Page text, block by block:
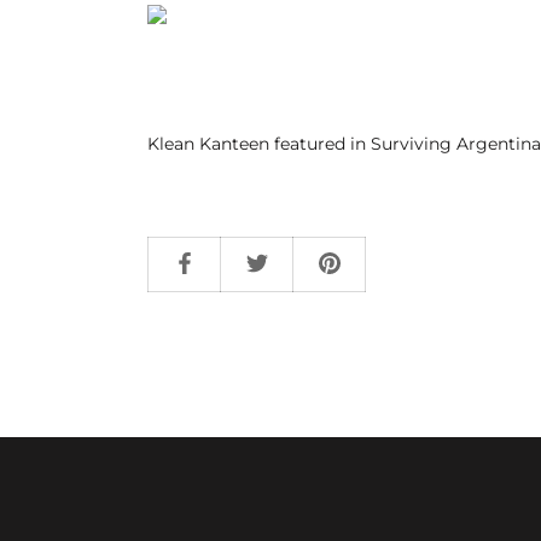
Klean Kanteen featured in Surviving